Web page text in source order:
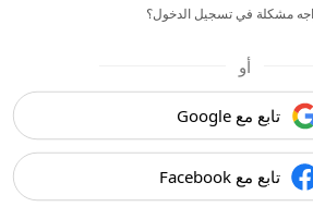
مشكلة في تسجيل الدخول؟
أو
تابع مع Google
تابع مع Facebook